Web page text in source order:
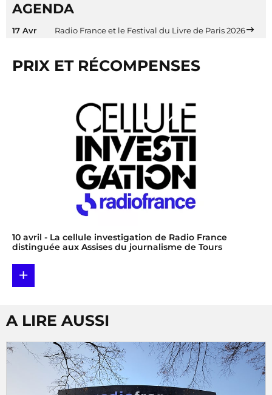
AGENDA
17 Avr Radio France et le Festival du Livre de Paris 2026
PRIX ET RÉCOMPENSES
10 avril - La cellule investigation de Radio France
distinguée aux Assises du journalisme de Tours
+
A LIRE AUSSI